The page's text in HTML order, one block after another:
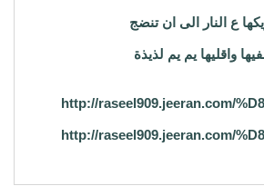
ع النار الى ان تنضج
واقليها يم يم لذيذة